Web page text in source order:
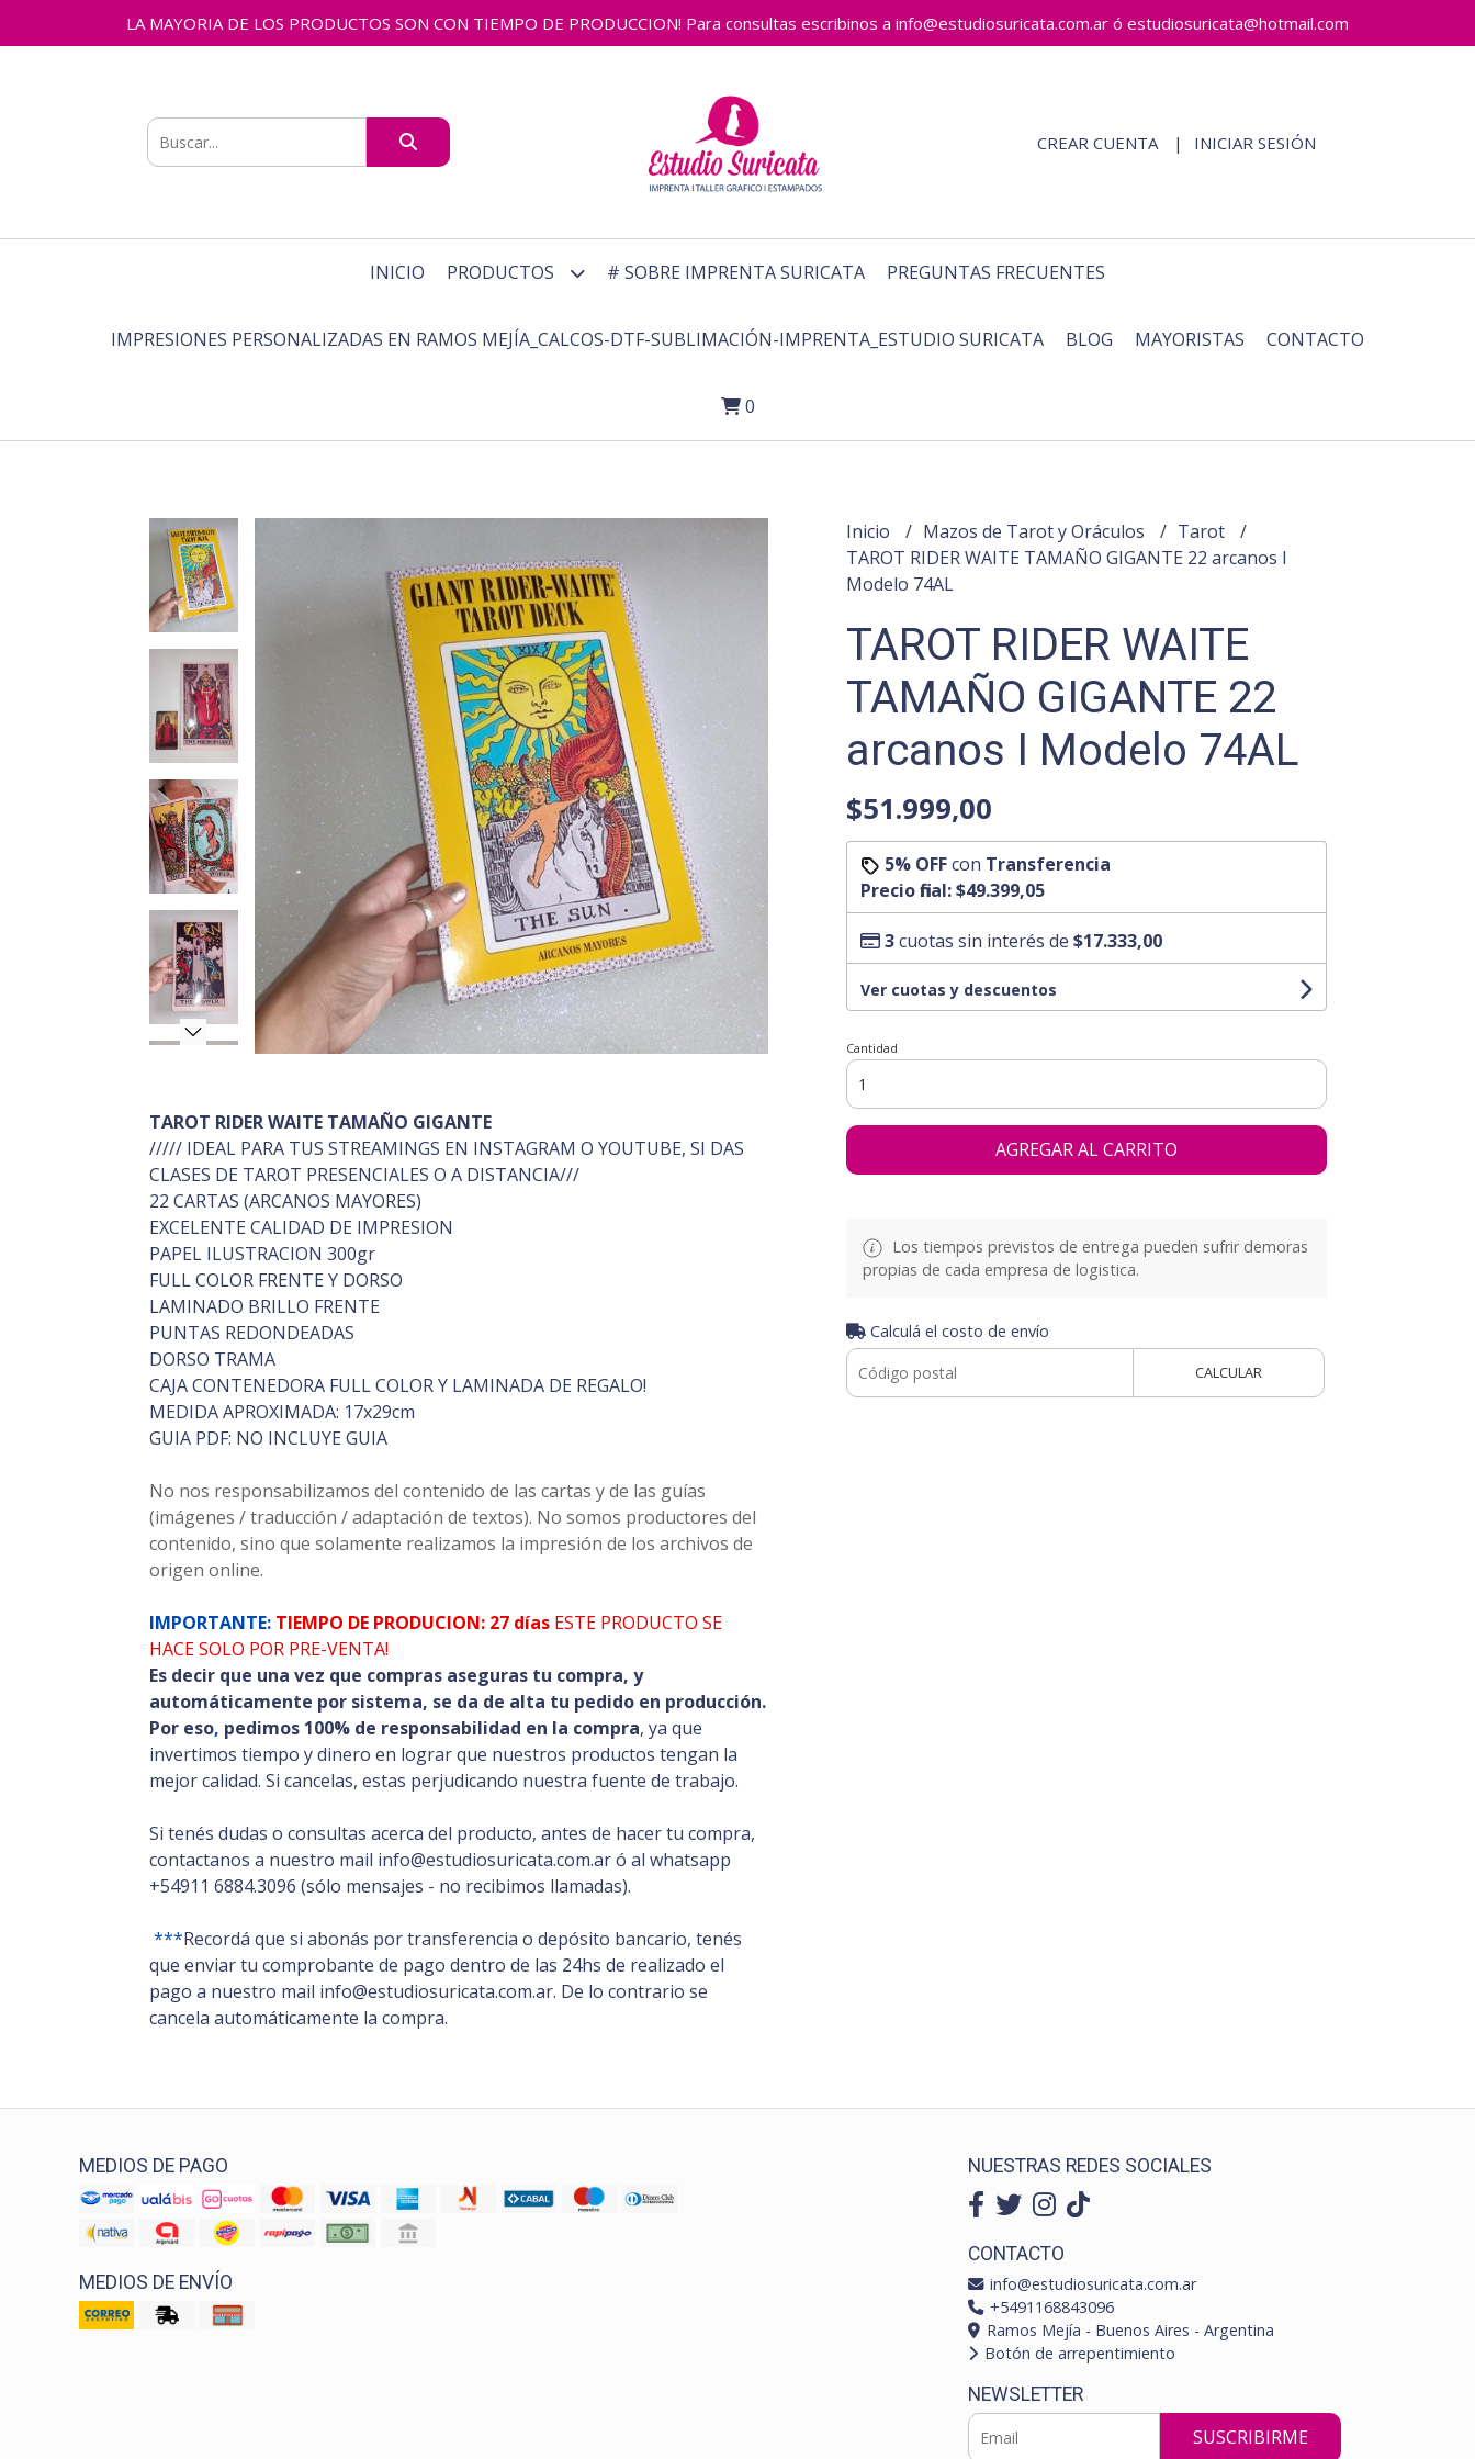
LA MAYORIA DE LOS PRODUCTOS SON CON TIEMPO DE PRODUCCION! Para consultas escribinos a info@estudiosuricata.com.ar ó estudiosuricata@hotmail.com
CREAR CUENTA INICIAR SESIÓN
INICIO PRODUCTOS # SOBRE IMPRENTA SURICATA PREGUNTAS FRECUENTES
IMPRESIONES PERSONALIZADAS EN RAMOS MEJÍA_CALCOS-DTF-SUBLIMACIÓN-IMPRENTA_ESTUDIO SURICATA BLOG MAYORISTAS CONTACTO
0
TAROT RIDER WAITE TAMAÑO GIGANTE
///// IDEAL PARA TUS STREAMINGS EN INSTAGRAM O YOUTUBE, SI DAS
CLASES DE TAROT PRESENCIALES O A DISTANCIA///
22 CARTAS (ARCANOS MAYORES)
EXCELENTE CALIDAD DE IMPRESION
PAPEL ILUSTRACION 300gr
FULL COLOR FRENTE Y DORSO
LAMINADO BRILLO FRENTE
PUNTAS REDONDEADAS
DORSO TRAMA
CAJA CONTENEDORA FULL COLOR Y LAMINADA DE REGALO!
MEDIDA APROXIMADA: 17x29cm
GUIA PDF: NO INCLUYE GUIA
No nos responsabilizamos del contenido de las cartas y de las guías
(imágenes / traducción / adaptación de textos). No somos productores del
contenido, sino que solamente realizamos la impresión de los archivos de
origen online.
IMPORTANTE: TIEMPO DE PRODUCION: 27 días ESTE PRODUCTO SE
HACE SOLO POR PRE-VENTA!
Es decir que una vez que compras aseguras tu compra, y
automáticamente por sistema, se da de alta tu pedido en producción.
Por eso, pedimos 100% de responsabilidad en la compra, ya que
invertimos tiempo y dinero en lograr que nuestros productos tengan la
mejor calidad. Si cancelas, estas perjudicando nuestra fuente de trabajo.
Si tenés dudas o consultas acerca del producto, antes de hacer tu compra,
contactanos a nuestro mail info@estudiosuricata.com.ar ó al whatsapp
+54911 6884.3096 (sólo mensajes - no recibimos llamadas).
***Recordá que si abonás por transferencia o depósito bancario, tenés
que enviar tu comprobante de pago dentro de las 24hs de realizado el
pago a nuestro mail info@estudiosuricata.com.ar. De lo contrario se
cancela automáticamente la compra.
Inicio Mazos de Tarot y Oráculos
Tarot
TAROT RIDER WAITE TAMAÑO GIGANTE 22 arcanos I
Modelo 74AL
TAROT RIDER WAITE
TAMAÑO GIGANTE 22
arcanos I Modelo 74AL
$51.999,00
5% OFFcon Transferencia
Precio final:$49.399,05
3cuotas sin interés de $17.333,00
Ver cuotas y descuentos
Cantidad
AGREGAR AL CARRITO
Los tiempos previstos de entrega pueden sufrir demoras
propias de cada empresa de logistica.
Calculá el costo de envío
CALCULAR
MEDIOS DE PAGO
MEDIOS DE ENVÍO
NUESTRAS REDES SOCIALES
CONTACTO
info@estudiosuricata.com.ar
+5491168843096
Ramos Mejía - Buenos Aires - Argentina
Botón de arrepentimiento
NEWSLETTER
SUSCRIBIRME